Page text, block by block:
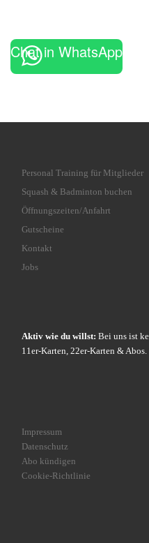
Chat in WhatsApp
Personal Training für Mitglieder
Squash & Badminton buchen
Öffnungszeiten/Anfahrt
Gutscheine
Kontakt
Jobs
Aktiv wie du willst: Bei uns ist
11er-Karten, 22er-Karten & Abos.
Impressum
Datenschutz
Abo kündigen
Cookie-Richtlinie